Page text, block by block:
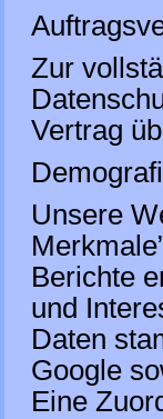
Zur
Vertrag
Unsere
Berichte
und
Daten
Google
Eine